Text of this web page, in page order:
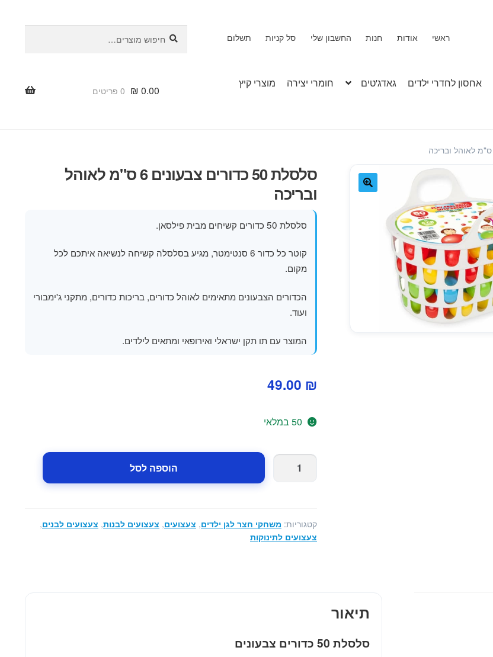
ראשי אודות חנות החשבון שלי סל קניות תשלום
עבור:
אחסון לחדרי ילדים גאדג'טים חומרי יצירה מוצרי קיץ
0.00
₪ 0 פריטים
סלסלת 50 כדורים צבעונים 6 ס"מ לאוהל
ובריכה
סלסלת 50 כדורים קשיחים מבית פילסאן.
קוטר כל כדור 6 סנטימטר, מגיע בסלסלה קשיחה לנשיאה איתכם לכל
מקום.
הכדורים הצבעונים מתאימים לאוהל כדורים, בריכות כדורים, מתקני ג'ימבורי
ועוד.
המוצר עם תו תקן ישראלי ואירופאי ומתאים לילדים.
49.00 ₪
50 במלאי
הוספה לסל
קטגוריות: משחקי חצר לגן ילדים, צעצועים, צעצועים לבנות, צעצועים לבנים,
צעצועים לתינוקות
תיאור
סלסלת 50 כדורים צבעונים